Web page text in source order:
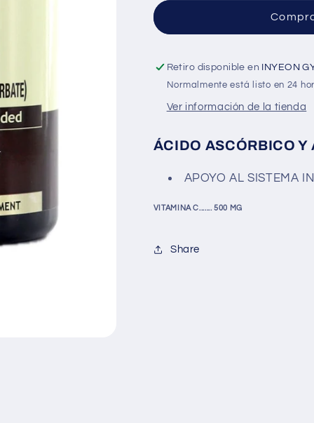
Retiro disponible en INYEON
Normalmente está listo en 24
Ver información de la tienda
ÁCIDO ASCÓRBICO Y
APOYO AL SISTEMA
VITAMINA C....... 500 MG
Share